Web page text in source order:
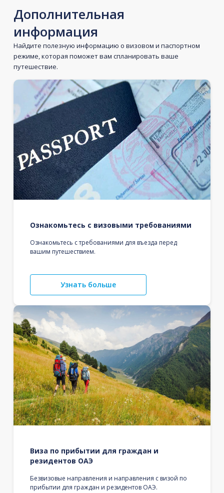
Дополнительная
информация
Найдите полезную информацию о визовом и паспортном
режиме, которая поможет вам спланировать ваше
путешествие.
Ознакомьтесь с визовыми требованиями
Ознакомьтесь с требованиями для въезда перед
вашим путешествием.
Узнать больше
Виза по прибытии для граждан и
резидентов ОАЭ
Безвизовые направления и направления с визой по
прибытии для граждан и резидентов ОАЭ.